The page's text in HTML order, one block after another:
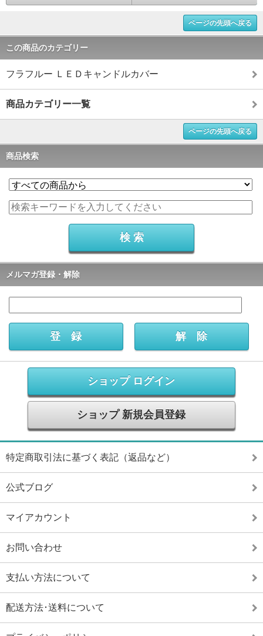
ページの先頭へ戻る
この商品のカテゴリー
フラフルー ＬＥＤキャンドルカバー
商品カテゴリー一覧
ページの先頭へ戻る
商品検索
メルマガ登録・解除
ショップ ログイン
ショップ 新規会員登録
特定商取引法に基づく表記（返品など）
公式ブログ
マイアカウント
お問い合わせ
支払い方法について
配送方法･送料について